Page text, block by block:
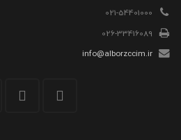
021-54401000
026-33416089
info@alborzccim.ir